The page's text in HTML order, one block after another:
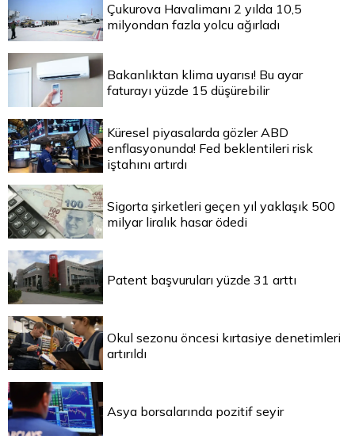
Çukurova Havalimanı 2 yılda 10,5
milyondan fazla yolcu ağırladı
Bakanlıktan klima uyarısı! Bu ayar
faturayı yüzde 15 düşürebilir
Küresel piyasalarda gözler ABD
enflasyonunda! Fed beklentileri risk
iştahını artırdı
Sigorta şirketleri geçen yıl yaklaşık 500
milyar liralık hasar ödedi
Patent başvuruları yüzde 31 arttı
Okul sezonu öncesi kırtasiye denetimleri
artırıldı
Asya borsalarında pozitif seyir